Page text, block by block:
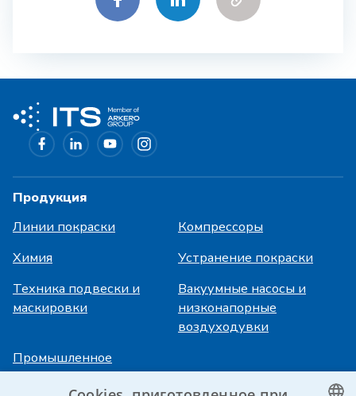
Продукция
Линии покраски
Компрессоры
Химия
Устранение покраски
Техника подвески и
маскировки
Вакуумные насосы и
низконапорные
воздуходувки
Промышленное
охлаждение